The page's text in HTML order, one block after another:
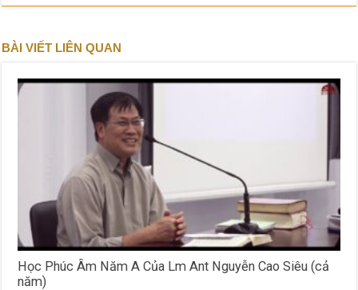
BÀI VIẾT LIÊN QUAN
Học Phúc Âm Năm A Của Lm Ant Nguyễn Cao Siêu (cả
năm)